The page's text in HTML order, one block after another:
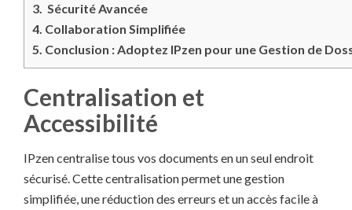
3. Sécurité Avancée
4. Collaboration Simplifiée
5. Conclusion : Adoptez IPzen pour une Gestion de
Centralisation et
Accessibilité
IPzen centralise tous vos documents en un seul endroit
sécurisé. Cette centralisation permet une gestion
simplifiée, une réduction des erreurs et un accès facile à